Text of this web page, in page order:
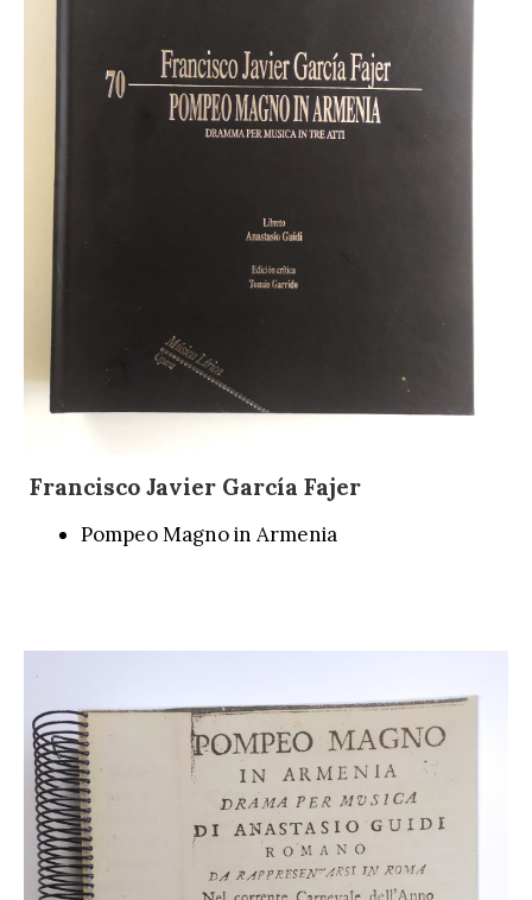
Francisco Javier García Fajer
Pompeo Magno in Armenia